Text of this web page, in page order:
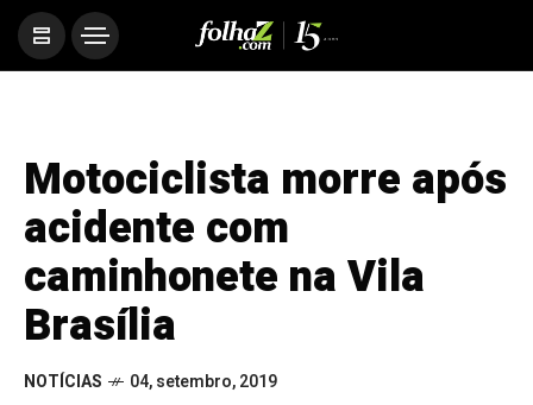
Motociclista morre após
acidente com
caminhonete na Vila
Brasília
NOTÍCIAS 04, setembro, 2019